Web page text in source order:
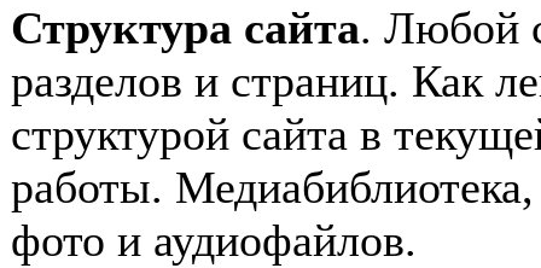
Структура сайта. Любой
разделов и страниц. Как
структурой сайта в
работы.
фото и аудиофайлов.